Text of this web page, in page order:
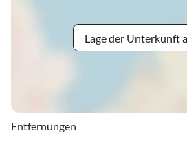
Lage der Unterkunft
Entfernungen